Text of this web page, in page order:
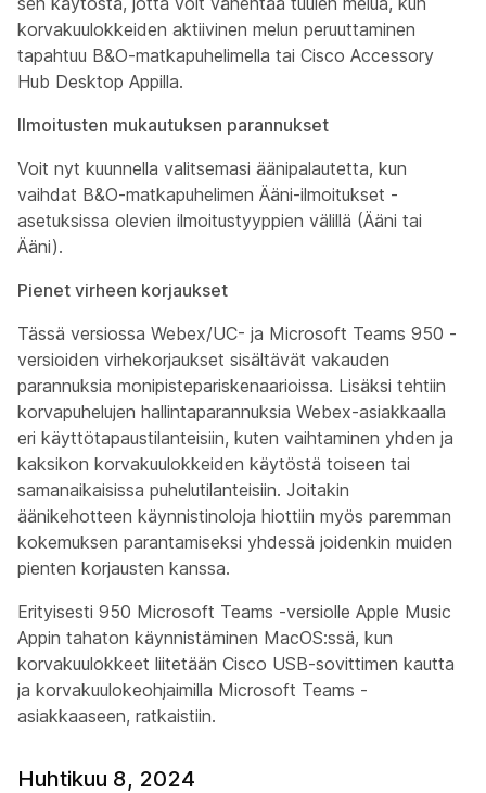
korvakuulokkeiden aktiivinen melun peruuttaminen
tapahtuu B&O-matkapuhelimella tai Cisco Accessory
Hub Desktop Appilla.
Ilmoitusten mukautuksen parannukset
Voit nyt kuunnella valitsemasi äänipalautetta, kun
vaihdat B&O-matkapuhelimen Ääni-ilmoitukset -
asetuksissa olevien ilmoitustyyppien välillä (Ääni tai
Ääni).
Pienet virheen korjaukset
Tässä versiossa Webex/UC- ja Microsoft Teams 950 -
versioiden virhekorjaukset sisältävät vakauden
parannuksia monipistepariskenaarioissa. Lisäksi tehtiin
korvapuhelujen hallintaparannuksia Webex-asiakkaalla
eri käyttötapaustilanteisiin, kuten vaihtaminen yhden ja
kaksikon korvakuulokkeiden käytöstä toiseen tai
samanaikaisissa puhelutilanteisiin. Joitakin
äänikehotteen käynnistinoloja hiottiin myös paremman
kokemuksen parantamiseksi yhdessä joidenkin muiden
pienten korjausten kanssa.
Erityisesti 950 Microsoft Teams -versiolle Apple Music
Appin tahaton käynnistäminen MacOS:ssä, kun
korvakuulokkeet liitetään Cisco USB-sovittimen kautta
ja korvakuulokeohjaimilla Microsoft Teams -
asiakkaaseen, ratkaistiin.
Huhtikuu 8, 2024